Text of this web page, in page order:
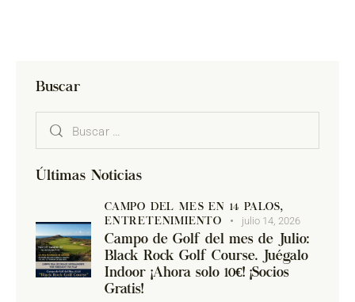
Buscar
Últimas Noticias
CAMPO DEL MES EN 14 PALOS,
ENTRETENIMIENTO
julio 14, 2026
Campo de Golf del mes de Julio:
Black Rock Golf Course. Juégalo
Indoor ¡Ahora solo 10€! ¡Socios
Gratis!